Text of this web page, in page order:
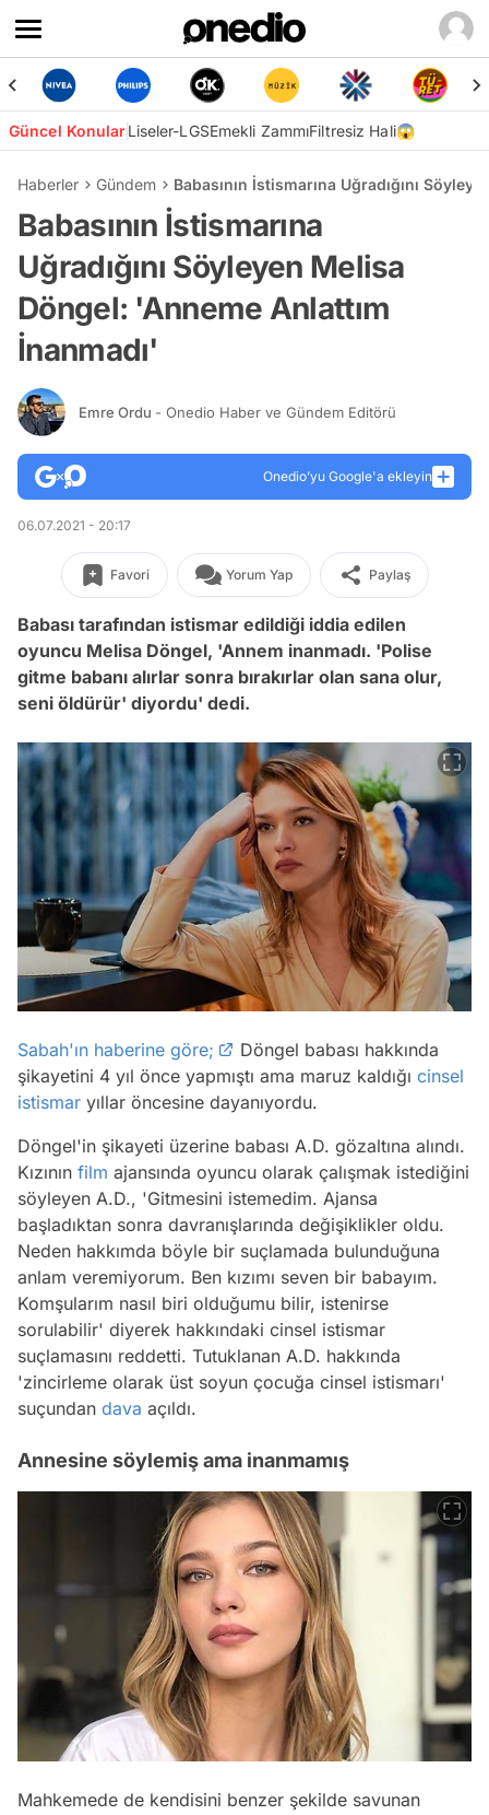
Güncel KonularLiseler-LGSEmekli ZammıFiltresiz Hali😱
Haberler Gündem Babasının İstismarına Uğradığını
Babasının İstismarına
Uğradığını Söyleyen Melisa
Döngel: 'Anneme Anlattım
İnanmadı'
Emre Ordu - Onedio Haber ve Gündem Editörü
Onedio’yu Google'a ekleyin
06.07.2021 - 20:17
Favori Yorum Yap Paylaş
Babası tarafından istismar edildiği iddia edilen
oyuncu Melisa Döngel, 'Annem inanmadı. 'Polise
gitme babanı alırlar sonra bırakırlar olan sana olur,
seni öldürür' diyordu' dedi.
Sabah'ın haberine göre;
Döngel babası hakkında
şikayetini 4 yıl önce yapmıştı ama maruz kaldığı cinsel
istismar yıllar öncesine dayanıyordu.
Döngel'in şikayeti üzerine babası A.D. gözaltına alındı.
Kızının film ajansında oyuncu olarak çalışmak istediğini
söyleyen A.D., 'Gitmesini istemedim. Ajansa
başladıktan sonra davranışlarında değişiklikler oldu.
Neden hakkımda böyle bir suçlamada bulunduğuna
anlam veremiyorum. Ben kızımı seven bir babayım.
Komşularım nasıl biri olduğumu bilir, istenirse
sorulabilir' diyerek hakkındaki cinsel istismar
suçlamasını reddetti. Tutuklanan A.D. hakkında
'zincirleme olarak üst soyun çocuğa cinsel istismarı'
suçundan dava açıldı.
Annesine söylemiş ama inanmamış
Mahkemede de kendisini benzer şekilde savunan